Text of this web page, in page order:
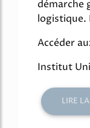
démarche
logistique.
Accéder
Institut
LIRE